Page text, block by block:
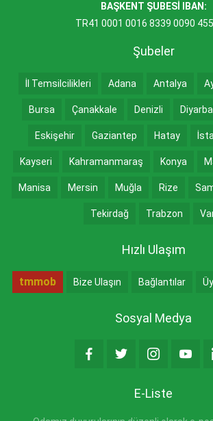
BAŞKENT ŞUBESİ IBAN:
TR41 0001 0016 8339 0090
Şubeler
İl Temsilcilikleri Adana Antalya
Bursa Çanakkale Denizli
Eskişehir Gaziantep Hatay
Kayseri Kahramanmaraş Konya
Manisa Mersin Muğla Rize
Tekirdağ Trabzon
Hızlı Ulaşım
tmmob Bize Ulaşın Bağlantılar
Sosyal Medya
E-Liste